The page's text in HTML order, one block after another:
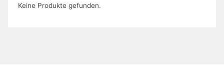
Keine Produkte gefunden.